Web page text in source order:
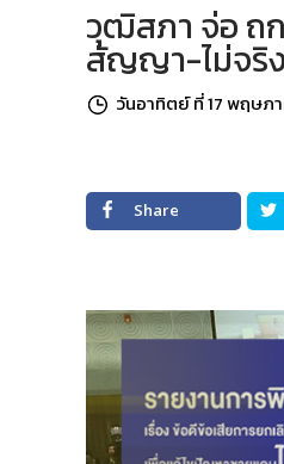
วุฒิสภา จ่อ ถก
สัญญา-ไม่จริ
วันอาทิตย์ ที่ 17 พฤษภ
Share